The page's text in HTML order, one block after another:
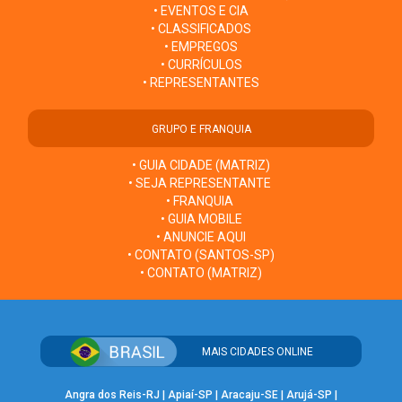
• EVENTOS E CIA
• CLASSIFICADOS
• EMPREGOS
• CURRÍCULOS
• REPRESENTANTES
GRUPO E FRANQUIA
• GUIA CIDADE (MATRIZ)
• SEJA REPRESENTANTE
• FRANQUIA
• GUIA MOBILE
• ANUNCIE AQUI
• CONTATO (SANTOS-SP)
• CONTATO (MATRIZ)
MAIS CIDADES ONLINE
Angra dos Reis-RJ | Apiaí-SP | Aracaju-SE| Arujá-SP |